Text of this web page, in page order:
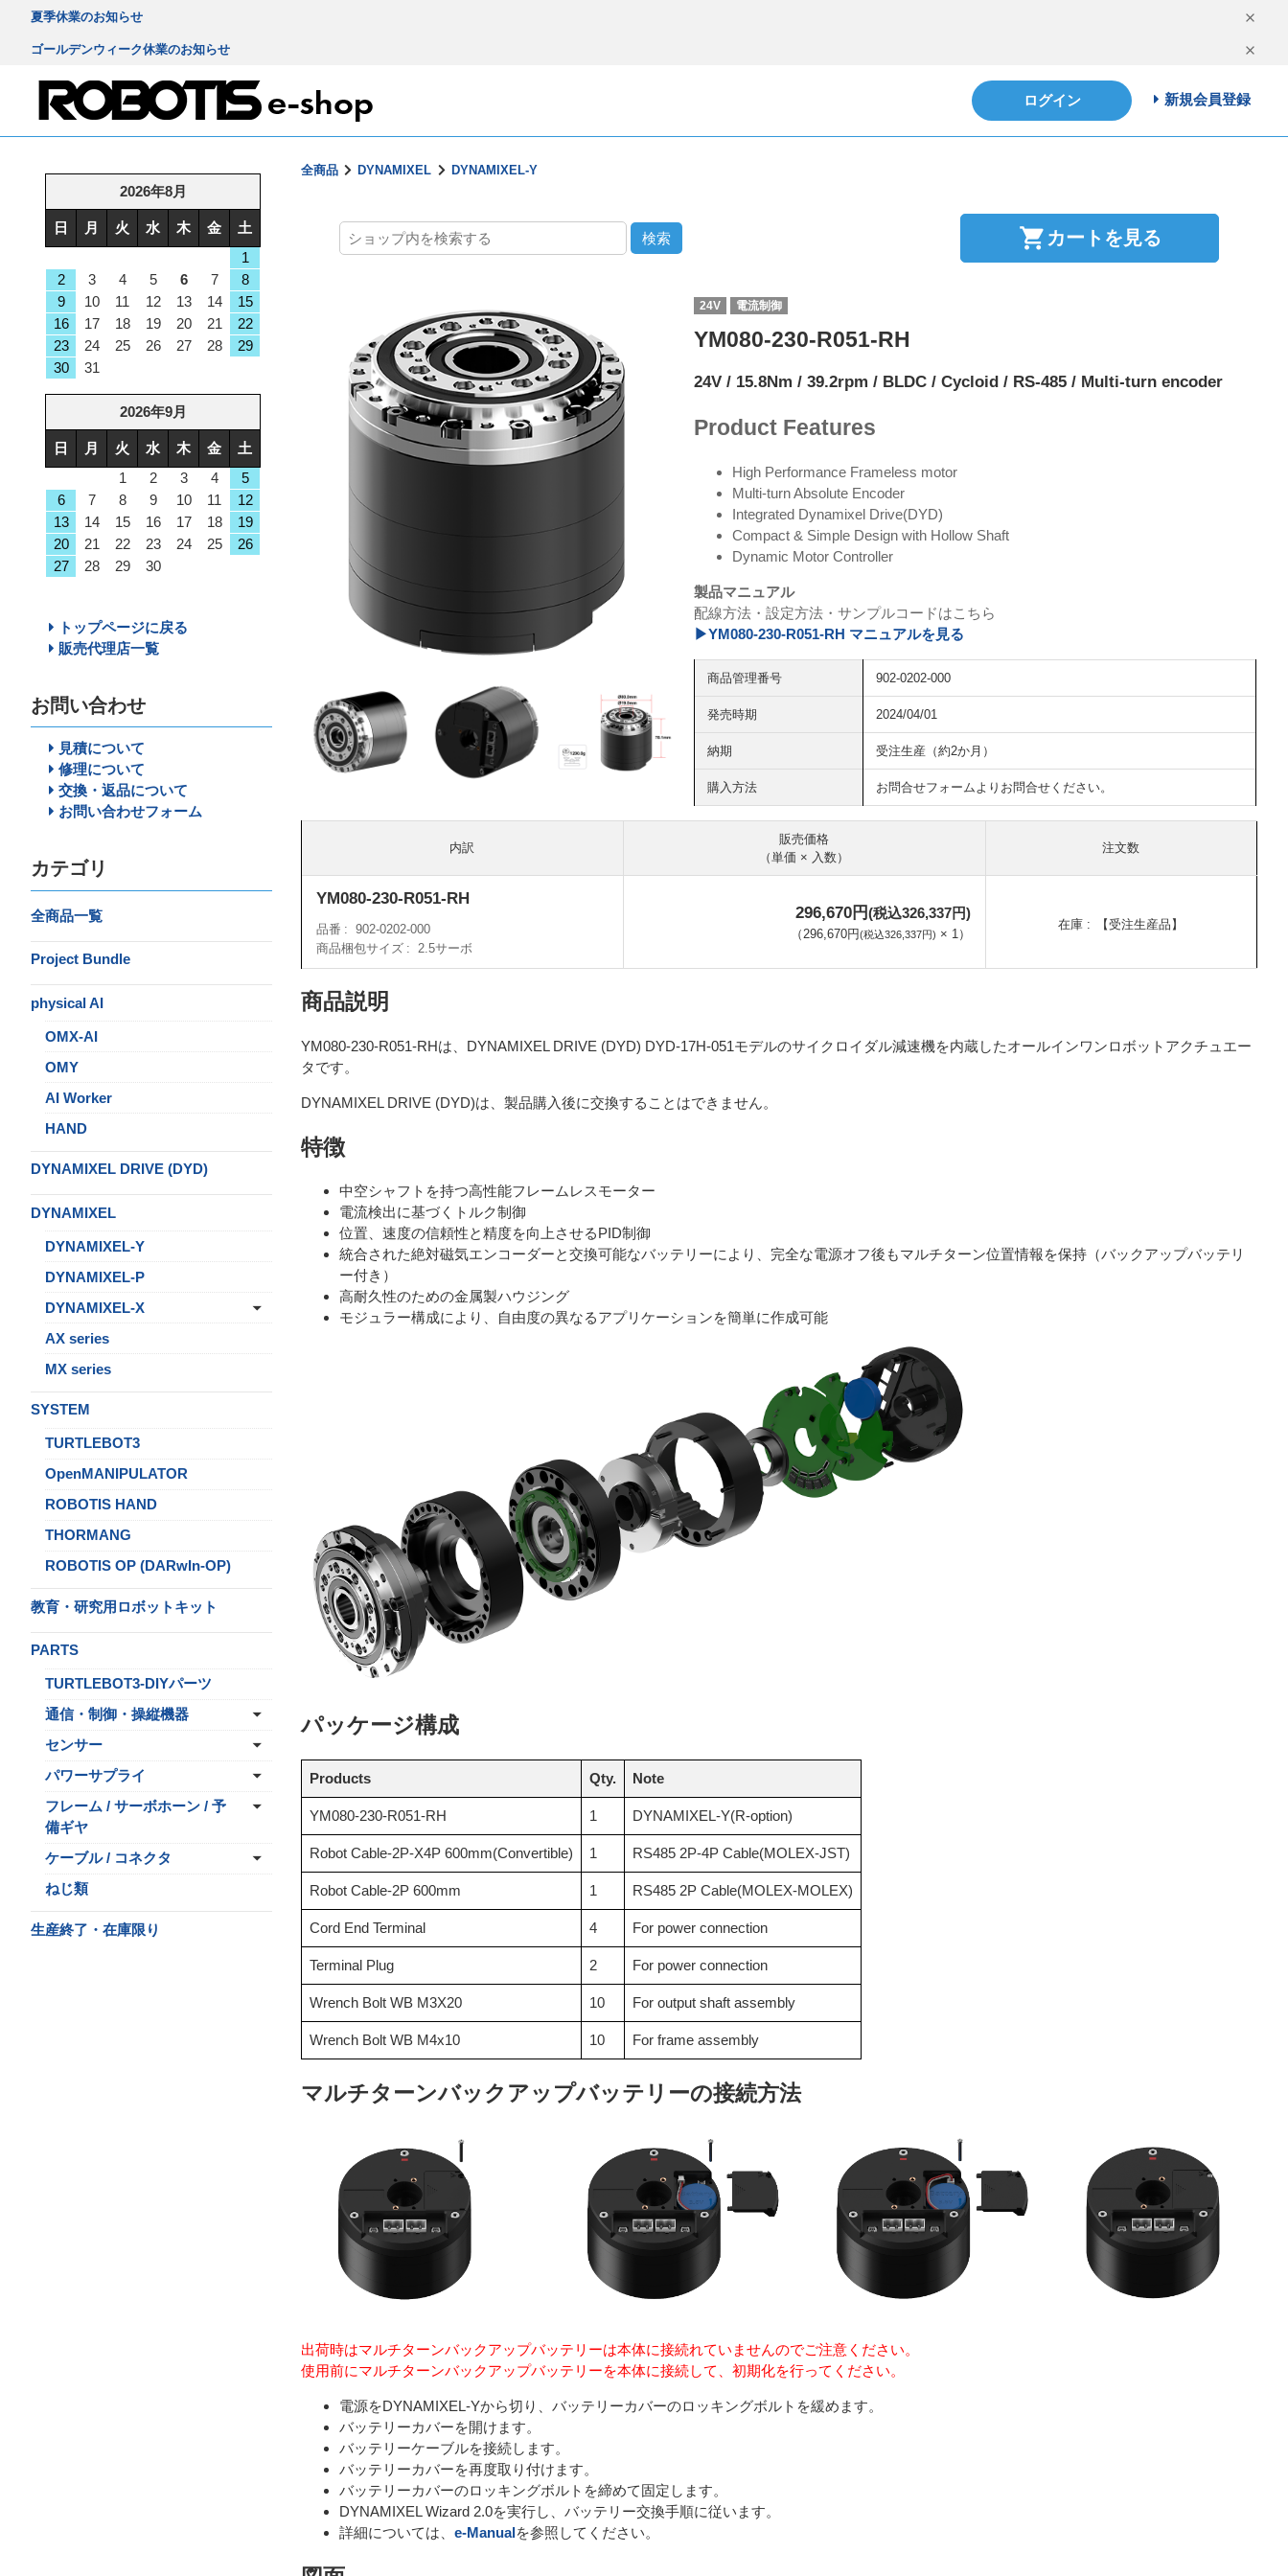
夏季休業のお知らせ
ゴールデンウィーク休業のお知らせ
ログイン 新規会員登録
全商品 DYNAMIXEL DYNAMIXEL-Y
shopping_cart カートを見る
24V 電流制御
YM080-230-R051-RH
24V / 15.8Nm / 39.2rpm / BLDC / Cycloid / RS-485 / Multi-turn encoder
Product Features
High Performance Frameless motor
Multi-turn Absolute Encoder
Integrated Dynamixel Drive(DYD)
Compact & Simple Design with Hollow Shaft
Dynamic Motor Controller
製品マニュアル
配線方法・設定方法・サンプルコードはこちら
▶YM080-230-R051-RH マニュアルを見る
商品管理番号 902-0202-000
発売時期 2024/04/01
納期 受注生産（約2か月）
購入方法 お問合せフォームよりお問合せください。
内訳
販売価格
（単価 × 入数）
注文数
YM080-230-R051-RH
品番
902-0202-000
商品梱包サイズ
2.5サーボ
296,670円(税込326,337円)
（ 296,670円(税込326,337円) × 1 ）
在庫 【受注生産品】
商品説明
YM080-230-R051-RHは、DYNAMIXEL DRIVE (DYD) DYD-17H-051モデルのサイクロイダル減速機を内蔵したオールインワンロボットアクチュエー
タです。
DYNAMIXEL DRIVE (DYD)は、製品購入後に交換することはできません。
特徴
中空シャフトを持つ高性能フレームレスモーター
電流検出に基づくトルク制御
位置、速度の信頼性と精度を向上させるPID制御
統合された絶対磁気エンコーダーと交換可能なバッテリーにより、完全な電源オフ後もマルチターン位置情報を保持（バックアップバッテリ
ー付き）
高耐久性のための金属製ハウジング
モジュラー構成により、自由度の異なるアプリケーションを簡単に作成可能
パッケージ構成
Products Qty. Note
YM080-230-R051-RH 1 DYNAMIXEL-Y(R-option)
Robot Cable-2P-X4P 600mm(Convertible) 1 RS485 2P-4P Cable(MOLEX-JST)
Robot Cable-2P 600mm 1 RS485 2P Cable(MOLEX-MOLEX)
Cord End Terminal 4 For power connection
Terminal Plug 2 For power connection
Wrench Bolt WB M3X20 10 For output shaft assembly
Wrench Bolt WB M4x10 10 For frame assembly
マルチターンバックアップバッテリーの接続方法
出荷時はマルチターンバックアップバッテリーは本体に接続れていませんのでご注意ください。
使用前にマルチターンバックアップバッテリーを本体に接続して、初期化を行ってください。
電源をDYNAMIXEL-Yから切り、バッテリーカバーのロッキングボルトを緩めます。
バッテリーカバーを開けます。
バッテリーケーブルを接続します。
バッテリーカバーを再度取り付けます。
バッテリーカバーのロッキングボルトを締めて固定します。
DYNAMIXEL Wizard 2.0を実行し、バッテリー交換手順に従います。
詳細については、 e-Manualを参照してください。
2026年8月
日 月 火 水 木 金
土
1
2
3 4 5 6 7
8
9
10 11 12 13 14
15
16
17 18 19 20 21
22
23
24 25 26 27 28
29
30
31
2026年9月
日 月 火 水 木 金
土
1
2 3 4
5
6
7 8 9 10 11
12
13
14 15 16 17 18
19
20
21 22 23 24 25
26
27
28 29 30
トップページに戻る
販売代理店一覧
お問い合わせ
見積について
修理について
交換・返品について
お問い合わせフォーム
カテゴリ
全商品一覧
Project Bundle
physical AI
OMX-AI
OMY
AI Worker
HAND
DYNAMIXEL DRIVE (DYD)
DYNAMIXEL
DYNAMIXEL-Y
DYNAMIXEL-P
DYNAMIXEL-X
AX series
MX series
SYSTEM
TURTLEBOT3
OpenMANIPULATOR
ROBOTIS HAND
THORMANG
ROBOTIS OP (DARwIn-OP)
教育・研究用ロボットキット
PARTS
TURTLEBOT3-DIYパーツ
通信・制御・操縦機器
センサー
パワーサプライ
フレーム / サーボホーン / 予
備ギヤ
ケーブル / コネクタ
ねじ類
生産終了・在庫限り